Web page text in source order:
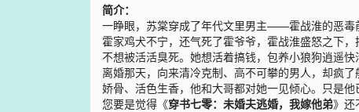
简介：
一睁眼，苏棠穿成了年代文里男主——霍战淮的恶毒
霍家鸡犬不宁，还气死了霍爷爷，霍战淮盛怒之下
不想被活活臭死。她想活着搞钱，包养小狼狗逍遥
离婚那天，向来清冷克制、高不可攀的男人，却疯
娇骨、活色生香，他和大哥都对她一见倾心。只是
您要是觉得《穿书七零：未婚夫逃婚，我嫁他弟》还